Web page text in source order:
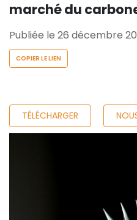
marché du
Publiée le 26 décembre
COPIER LE LIEN
TÉLÉCHARGER